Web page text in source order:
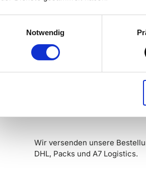
Notwendig
Unsere
Wir versenden unsere
DHL, Packs und A7 Logistics.